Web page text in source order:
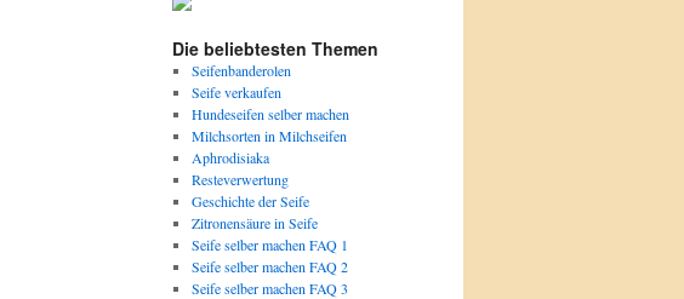
Die beliebtesten Themen
Seifenbanderolen
Seife verkaufen
Hundeseifen selber machen
Milchsorten in Milchseifen
Aphrodisiaka
Resteverwertung
Geschichte der Seife
Zitronensäure in Seife
Seife selber machen FAQ 1
Seife selber machen FAQ 2
Seife selber machen FAQ 3